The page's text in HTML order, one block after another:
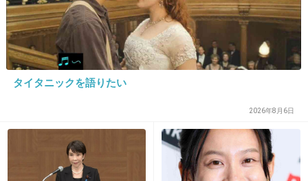
歌わせていただく
+825
黒光り集団に日本を代表されたくない…
タイタニックを語りたい
2026年8月6日